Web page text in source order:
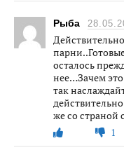
Рыба
осталось
нее…Зачем
так
же со страной
1